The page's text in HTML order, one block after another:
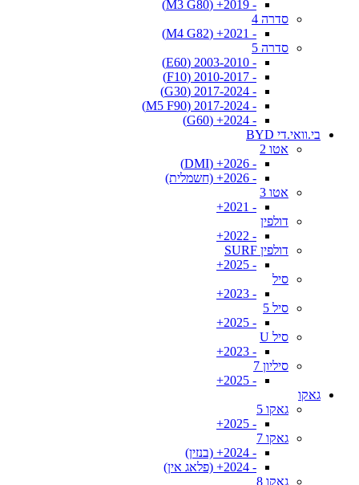
- 2019+ (M3 G80)
סדרה 4
- 2021+ (M4 G82)
סדרה 5
- 2003-2010 (E60)
- 2010-2017 (F10)
- 2017-2024 (G30)
- 2017-2024 (M5 F90)
- 2024+ (G60)
בי.וואי.די BYD
אטו 2
- 2026+ (DMI)
- 2026+ (חשמלית)
אטו 3
- 2021+
דולפין
- 2022+
דולפין SURF
- 2025+
סיל
- 2023+
סיל 5
- 2025+
סיל U
- 2023+
סיליון 7
- 2025+
גאקו
גאקו 5
- 2025+
גאקו 7
- 2024+ (בנזין)
- 2024+ (פלאג אין)
גאקו 8